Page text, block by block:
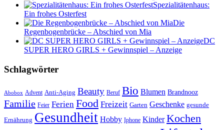
Spezialitätenhaus:
Ein frohes Osterfest
Die
Regenbogenbrücke – Abschied von Mia
DC
SUPER HERO GIRLS + Gewinnspiel – Anzeige
Schlagwörter
Abobox Advent Anti-Aging Beauty Beruf Bio Blumen Brandnooz
Familie Feier Ferien Food Freizeit Garten Geschenke gesunde
Ernährung Gesundheit Hobby Iphone Kinder Kochen